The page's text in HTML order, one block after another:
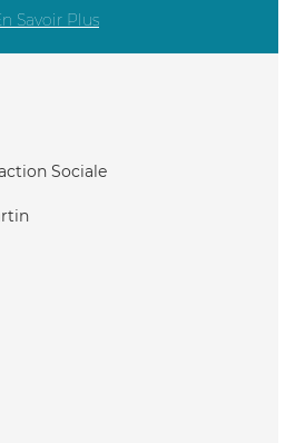
Savoir Plus
Sociale